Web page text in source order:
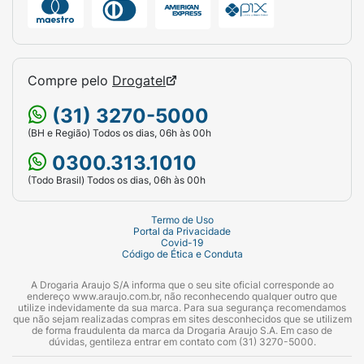
(Propilenoglicol), Silica (Dióxido de Silício),
Titanium Dioxide (Dióxido de Titanio),
Copolymer (Copolimero PVP/Eicoseno),
Xanthan Gum (Goma Xantana).
conservação:Conservar o produto em local
utilizando.
Advertência e restrição de uso:Manter fora
do alcance das crianças. Evitar contato com
os olhos. Caso isso aconteça, enxágue-os
com água abundante. Para crianças menores
produto não oferece nenhuma proteção
contra insolação. Evite exposição prolongada
das crianças ao sol. Deve ser aplicado por
adulto ou sob sua supervisão. Não usar na
Compre pelo Drogatel
(31) 3270-5000
(BH e Região) Todos os dias, 06h às 00h
0300.313.1010
(Todo Brasil) Todos os dias, 06h às 00h
Termo de Uso
Portal da Privacidade
Covid-19
Código de Ética e Conduta
A Drogaria Araujo S/A informa que o seu site oficial corresponde ao
endereço www.araujo.com.br, não reconhecendo qualquer outro que
utilize indevidamente da sua marca. Para sua segurança recomendamos
que não sejam realizadas compras em sites desconhecidos que se utilizem
de forma fraudulenta da marca da Drogaria Araujo S.A. Em caso de
dúvidas, gentileza entrar em contato com (31) 3270-5000.